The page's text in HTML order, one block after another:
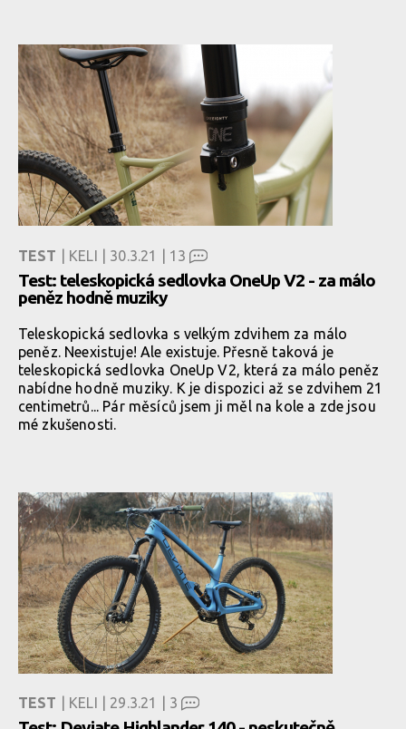
TEST | KELI | 30.3.21 | 13
Test: teleskopická sedlovka OneUp V2 - za málo
peněz hodně muziky
Teleskopická sedlovka s velkým zdvihem za málo
peněz. Neexistuje! Ale existuje. Přesně taková je
teleskopická sedlovka OneUp V2, která za málo peněz
nabídne hodně muziky. K je dispozici až se zdvihem 21
centimetrů... Pár měsíců jsem ji měl na kole a zde jsou
mé zkušenosti.
TEST | KELI | 29.3.21 | 3